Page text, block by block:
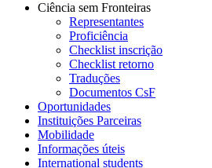
Ciência sem Fronteiras
Representantes
Proficiência
Checklist inscrição
Checklist retorno
Traduções
Documentos CsF
Oportunidades
Instituições Parceiras
Mobilidade
Informações úteis
International students